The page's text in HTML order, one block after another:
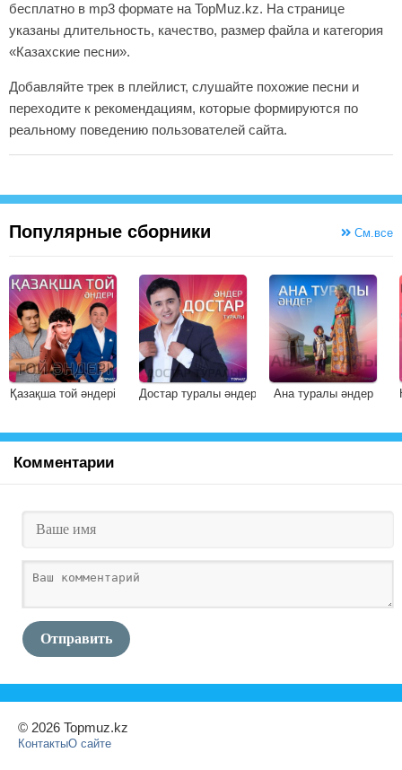
бесплатно в mp3 формате на TopMuz.kz. На странице
указаны длительность, качество, размер файла и категория
«Казахские песни».
Добавляйте трек в плейлист, слушайте похожие песни и
переходите к рекомендациям, которые формируются по
реальному поведению пользователей сайта.
Популярные сборники См.все
Қазақша той әндері Достар туралы әндер Ана туралы әндер
Комментарии
Отправить
© 2026 Topmuz.kz
КонтактыО сайте